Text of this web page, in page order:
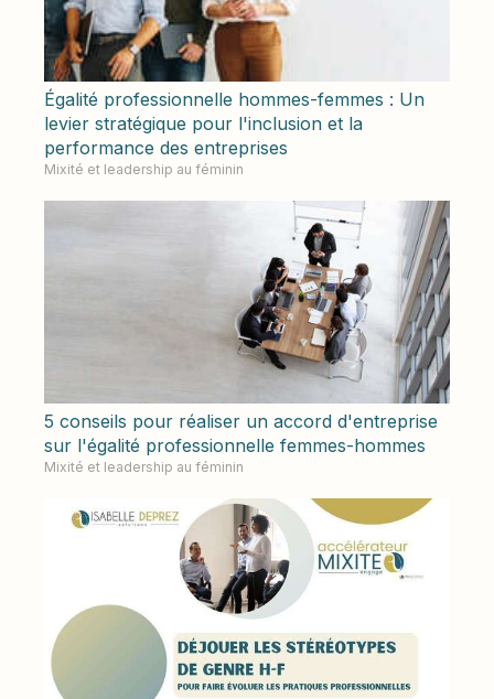
Égalité professionnelle hommes-femmes : Un
levier stratégique pour l'inclusion et la
performance des entreprises
Mixité et leadership au féminin
5 conseils pour réaliser un accord d'entreprise
sur l'égalité professionnelle femmes-hommes
Mixité et leadership au féminin